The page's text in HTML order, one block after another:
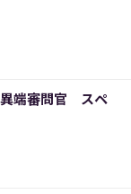
異端審問官 スペ